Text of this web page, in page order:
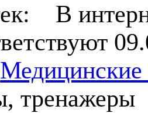
В
Медицинские
тренажеры